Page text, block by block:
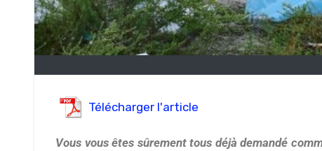
Télécharger l'article
Vous vous êtes sûrement tous déjà demandé comment des personnes pouvaient jeter leurs déchets par terre alors que la poubelle se trouve à moins d’un mètre.